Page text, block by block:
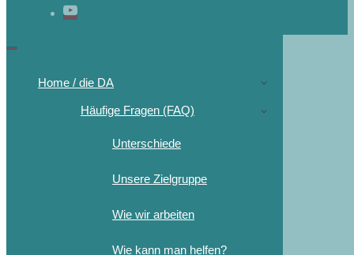
Navigations-
Home / die DA
Häufige Fragen (FAQ)
Unterschiede
Unsere Zielgruppe
Wie wir arbeiten
Wie kann man helfen?